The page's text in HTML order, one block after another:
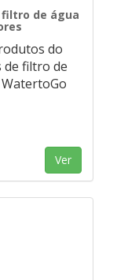
de água
do
filtro de
Ver